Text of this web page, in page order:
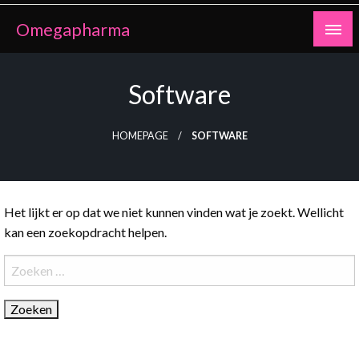
Ga
naar
de
Omegapharma
Software
HOMEPAGE SOFTWARE
Het lijkt er op dat we niet kunnen vinden wat je zoekt. Wellicht
kan een zoekopdracht helpen.
Zoeken
naar: